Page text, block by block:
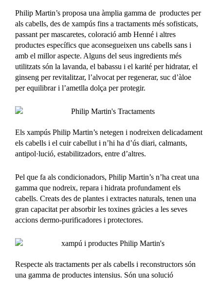
Philip Martin’s proposa una àmplia gamma de productes per
als cabells, des de xampús fins a tractaments més sofisticats,
passant per mascaretes, coloració amb Henné i altres
productes específics que aconsegueixen uns cabells sans i
amb el millor aspecte. Alguns del seus ingredients més
utilitzats són la lavanda, el babassu i el karité per hidratar, el
ginseng per revitalitzar, l’alvocat per regenerar, suc d’àloe
per equilibrar i l’ametlla dolça per protegir.
Els xampús Philip Martin’s netegen i nodreixen delicadament
els cabells i el cuir cabellut i n’hi ha d’ús diari, calmants,
antipol·lució, estabilitzadors, entre d’altres.
Pel que fa als condicionadors, Philip Martin’s n’ha creat una
gamma que nodreix, repara i hidrata profundament els
cabells. Creats des de plantes i extractes naturals, tenen una
gran capacitat per absorbir les toxines gràcies a les seves
accions dermo-purificadores i protectores.
Respecte als tractaments per als cabells i reconstructors són
una gamma de productes intensius. Són una solució